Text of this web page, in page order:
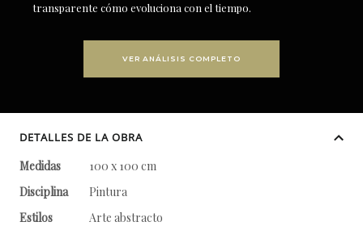
transparente cómo evoluciona con el tiempo.
VER ANÁLISIS COMPLETO
DETALLES DE LA OBRA
Medidas
100 x 100 cm
Disciplina
Pintura
Estilos
Arte abstracto